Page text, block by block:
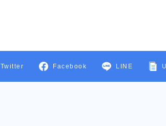
Twitter Facebook LINE